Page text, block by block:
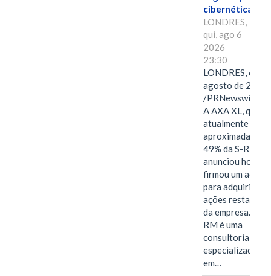
cibernética
LONDRES,
qui, ago 6
2026
23:30
LONDRES, 6 de
agosto de 2026
/PRNewswire/ --
A AXA XL, que
atualmente
49% da S-RM,
anunciou hoje
firmou um
para adquirir as
ações restantes
da empresa. A S-
RM é uma
consultoria
especializada
em…